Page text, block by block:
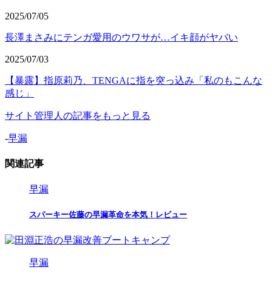
2025/07/05
長澤まさみにテンガ愛用のウワサが…イキ顔がヤバい
2025/07/03
【暴露】指原莉乃、TENGAに指を突っ込み「私のもこんな
感じ」
サイト管理人の記事をもっと見る
-早漏
関連記事
早漏
スパーキー佐藤の早漏革命を本気！レビュー
早漏